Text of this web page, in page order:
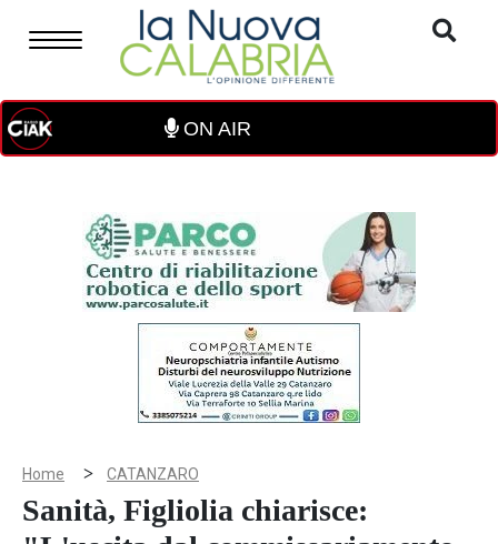
ON AIR
Home > CATANZARO
Sanità, Figliolia chiarisce: